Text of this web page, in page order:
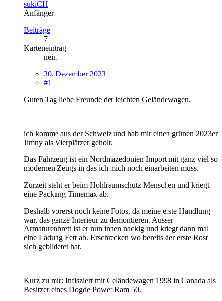
sukiCH
Anfänger
Beiträge
7
Karteneintrag
nein
30. Dezember 2023
#1
Guten Tag liebe Freunde der leichten Geländewagen,
ich komme aus der Schweiz und hab mir einen grünen 2023er
Jimny als Vierplätzer geholt.
Das Fahrzeug ist ein Nordmazedonien Import mit ganz viel so
modernen Zeugs in das ich mich noch einarbeiten muss.
Zurzeit steht er beim Hohlraumschutz Menschen und kriegt
eine Packung Timemax ab.
Deshalb vorerst noch keine Fotos, da meine erste Handlung
war, das ganze Interieur zu demontieren. Ausser
Armaturenbrett ist er nun innen nackig und kriegt dann mal
eine Ladung Fett ab. Erschrecken wo bereits der erste Rost
sich gebildetet hat.
Kurz zu mir: Infisziert mit Geländewagen 1998 in Canada als
Besitzer eines Dogde Power Ram 50.